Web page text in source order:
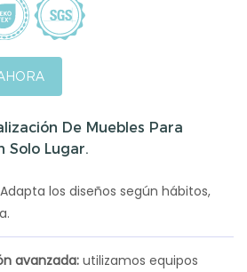
De Muebles Para
Solo Lugar.
Adapta los diseños según hábitos,
avanzada:utilizamos equipos